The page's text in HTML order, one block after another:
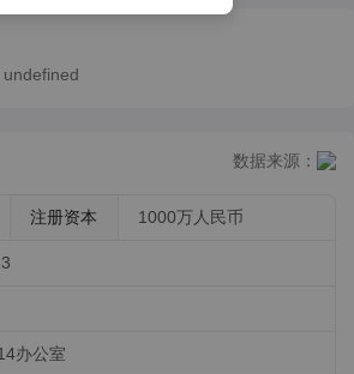
数据来源：
注册资本 1000万人民币
办公室